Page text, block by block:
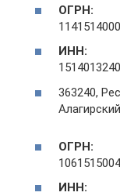
ОГРН:
ИНН:
1514013240
363240,
ОГРН:
ИНН: